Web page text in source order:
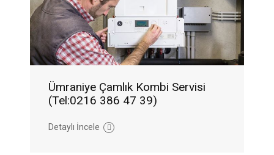
Ümraniye Çamlık Kombi Servisi
(Tel:0216 386 47 39)
Detaylı İncele